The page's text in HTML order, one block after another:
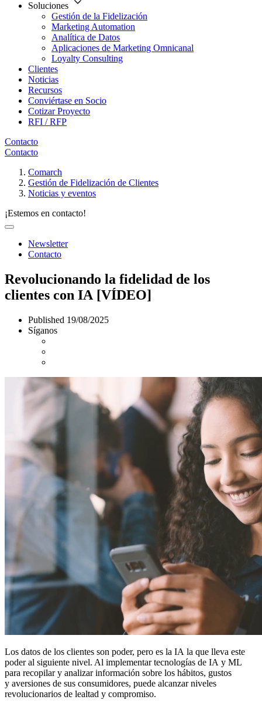
Soluciones
Gestión de la Fidelización
Marketing Automation
Analítica de Datos
Aplicaciones de Marketing Omnicanal
Loyalty Consulting
Clientes
Noticias
Recursos
Conviértase en Socio
Cotizar Proyecto
RFI / RFP
Contacto
Contacto
Comarch
Gestión de Fidelización de Clientes
Noticias y eventos
¡Estemos en contacto!
Newsletter
Contacto
Revolucionando la fidelidad de los
clientes con IA [VÍDEO]
Published 19/08/2025
Síganos
Los datos de los clientes son poder, pero es la IA la que lleva este
poder al siguiente nivel. Al implementar tecnologías de IA y ML
para recopilar y analizar información sobre los hábitos, gustos
y aversiones de sus consumidores, puede alcanzar niveles
revolucionarios de lealtad y compromiso.